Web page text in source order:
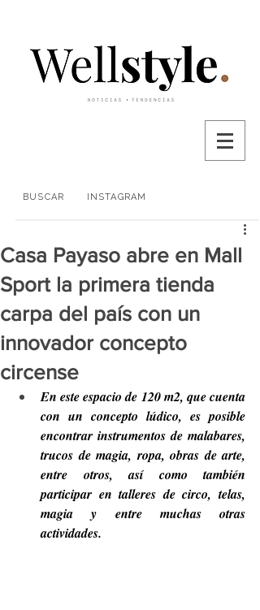
BUSCAR INSTAGRAM
Casa Payaso abre en Mall
Sport la primera tienda
carpa del país con un
innovador concepto
circense
En este espacio de 120 m2, que cuenta
con un concepto lúdico, es posible
encontrar instrumentos de malabares,
trucos de magia, ropa, obras de arte,
entre otros, así como también
participar en talleres de circo, telas,
magia y entre muchas otras
actividades.